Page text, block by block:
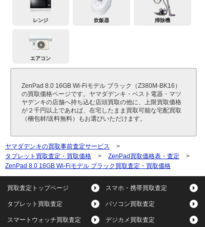
レンジ 炊飯器 掃除機
エアコン
ZenPad 8.0 16GB Wi-Fiモデル ブラック（Z380M-BK16）
の買取価格ページです。ヤマダデンキ・ベスト電器・マツ
ヤデンキの店舗へ持ち込む店頭買取の他に、上限買取価格
が２千円以上であれば、在宅したまま買取可能な宅配買取
（梱包材/送料無料）もお選びいただけます。
ヤマダデンキの買取事前査定サービス
>
タブレット買取査定・買取価格
> ZenPad買取価格表・査定
>
ZenPad 8.0 16GB Wi-Fiモデル ブラック買取査定・買取価格
買取査定トップページ スマホ・携帯買取査定
タブレット買取査定 パソコン買取査定
スマートウォッチ買取査定 デジカメ買取査定